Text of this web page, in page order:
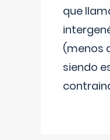
que
(menos
siendo